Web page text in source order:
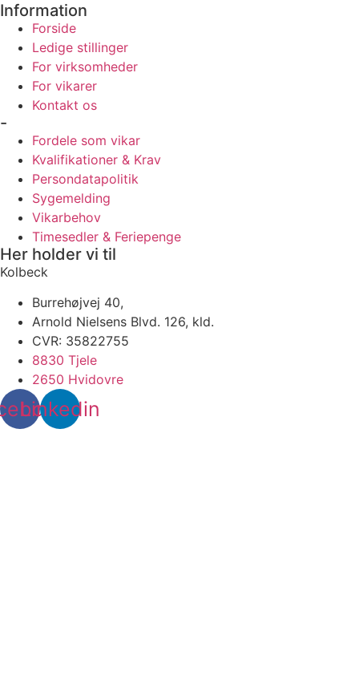
Information
Forside
Ledige stillinger
For virksomheder
For vikarer
Kontakt os
-
Fordele som vikar
Kvalifikationer & Krav
Persondatapolitik
Sygemelding
Vikarbehov
Timesedler & Feriepenge
Her holder vi til
Kolbeck
Burrehøjvej 40,
Arnold Nielsens Blvd. 126, kld.
CVR: 35822755
8830 Tjele
2650 Hvidovre
Linkedin